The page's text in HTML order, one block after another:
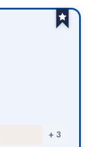
+ 3